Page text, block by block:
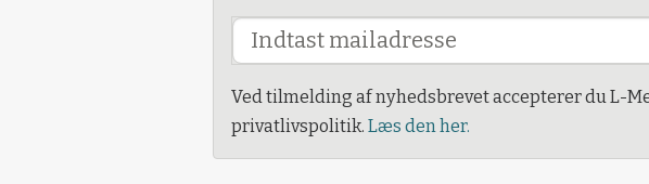
Ved tilmelding af nyhedsbrevet accepterer du L-
privatlivspolitik. Læs den her.